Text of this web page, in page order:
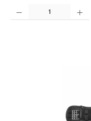
Produktkvantitet: Ange önskat